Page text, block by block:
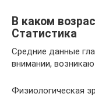
В каком
Статистика
Средние данные
внимании,
Физиологическая